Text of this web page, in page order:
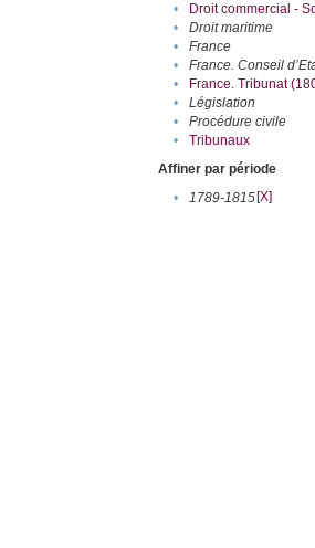
•
Droit commercial -
•
Droit maritime
•
France
•
France. Conseil
•
France. Tribunat
•
Législation
•
Procédure civile
•
Tribunaux
Affiner par période
•
1789-1815[X]